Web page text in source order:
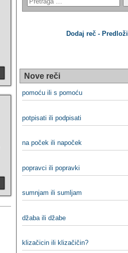
Dodaj reč - Predloži
Nove reči
pomoću ili s pomoću
potpisati ili podpisati
na poček ili napoček
popravci ili popravki
sumnjam ili sumljam
džaba ili džabe
klizačicin ili klizačičin?